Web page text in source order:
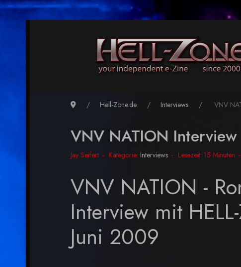
Hell-Zone.de Interviews VNV
VNV NATION
Jay Seifert Kategorie: Interviews Lesezeit: 15 Minuten
VNV NATION -
Interview mit
Juni 2009